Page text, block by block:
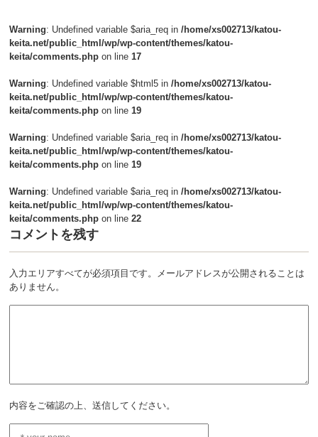
Warning: Undefined variable $aria_req in/home/xs002713/katou-
keita.net/public_html/wp/wp-content/themes/katou-
keita/comments.php on line 17
Warning: Undefined variable $html5 in/home/xs002713/katou-
keita.net/public_html/wp/wp-content/themes/katou-
keita/comments.php on line 19
Warning: Undefined variable $aria_req in/home/xs002713/katou-
keita.net/public_html/wp/wp-content/themes/katou-
keita/comments.php on line 19
Warning: Undefined variable $aria_req in/home/xs002713/katou-
keita.net/public_html/wp/wp-content/themes/katou-
keita/comments.php on line22
コメントを残す
入力エリアすべてが必須項目です。メールアドレスが公開されることは
ありません。
内容をご確認の上、送信してください。